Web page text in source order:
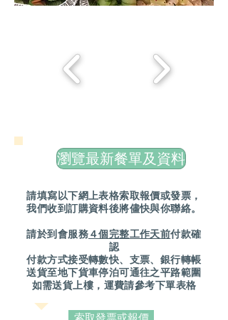
瀏覽最新餐單及資料
請填寫以下網上表格索取報價或發票，
我們收到訂購資料後將儘快與你聯絡。
請於到會服務４個完整工作天前付款確
認
付款方式接受轉數快、支票、銀行轉帳
送貨至地下貨車停泊可通往之平路範圍
如需送貨上樓，運費請參考下單表格
索取發票或報價